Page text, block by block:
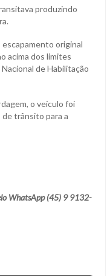
produzindo
original
acima dos limites
de Habilitação
o veículo foi
trânsito para a
WhatsApp (45) 9 9132-